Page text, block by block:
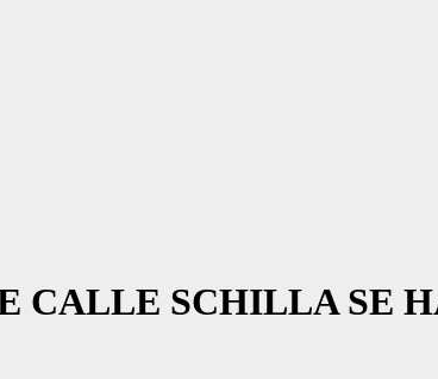
CALLE SCHILLA SE